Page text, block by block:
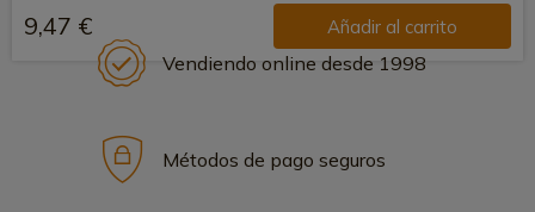
9,47 € Añadir al carrito
Vendiendo online desde 1998
Métodos de pago seguros